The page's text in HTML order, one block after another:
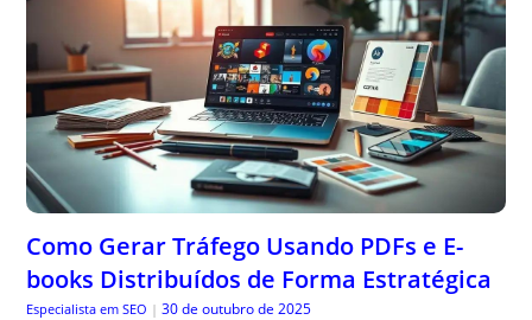
Como Gerar Tráfego Usando PDFs e E-
books Distribuídos de Forma Estratégica
Especialista em SEO | 30 de outubro de 2025